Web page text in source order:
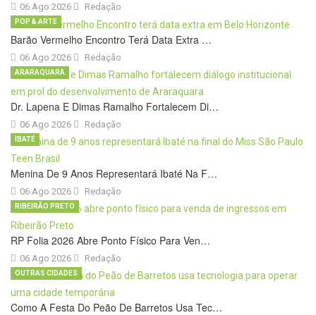
06 Ago 2026 Redação
Barão Vermelho Encontro Terá Data Extra …
06 Ago 2026
POP & ARTE
Redação
Dr. Lapena E Dimas Ramalho Fortalecem Di…
06 Ago 2026
ARARAQUARA
Redação
Menina De 9 Anos Representará Ibaté Na F…
06 Ago 2026
IBATÉ
Redação
RP Folia 2026 Abre Ponto Físico Para Ven…
06 Ago 2026
RIBEIRÃO PRETO
Redação
Como A Festa Do Peão De Barretos Usa Tec…
OUTRAS CIDADES